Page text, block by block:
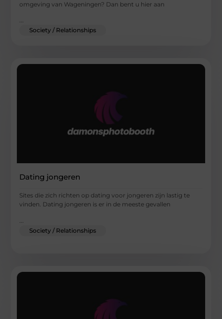
omgeving van Wageningen? Dan bent u hier aan
...
Society / Relationships
Dating jongeren
Sites die zich richten op dating voor jongeren zijn lastig te
vinden. Dating jongeren is er in de meeste gevallen
Society / Relationships